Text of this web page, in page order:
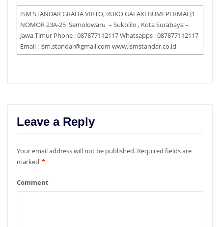
ISM STANDAR GRAHA VIRTO, RUKO GALAXI BUMI PERMAI J1
NOMOR 23A-25 Semolowaru – Sukolilo , Kota Surabaya –
Jawa Timur Phone : 087877112117 Whatsapps : 087877112117
Email : ism.standar@gmail.com www.ismstandar.co.id
Leave a Reply
Your email address will not be published. Required fields are
marked *
Comment